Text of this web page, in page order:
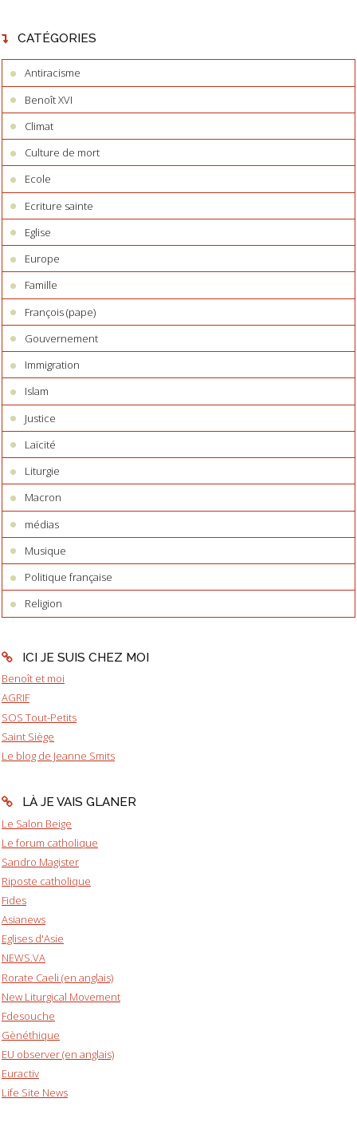
CATÉGORIES
Antiracisme
Benoît XVI
Climat
Culture de mort
Ecole
Ecriture sainte
Eglise
Europe
Famille
François (pape)
Gouvernement
Immigration
Islam
Justice
Laïcité
Liturgie
Macron
médias
Musique
Politique française
Religion
ICI JE SUIS CHEZ MOI
Benoît et moi
AGRIF
SOS Tout-Petits
Saint Siège
Le blog de Jeanne Smits
LÀ JE VAIS GLANER
Le Salon Beige
Le forum catholique
Sandro Magister
Riposte catholique
Fides
Asianews
Eglises d'Asie
NEWS.VA
Rorate Caeli (en anglais)
New Liturgical Movement
Fdesouche
Gènéthique
EU observer (en anglais)
Euractiv
Life Site News